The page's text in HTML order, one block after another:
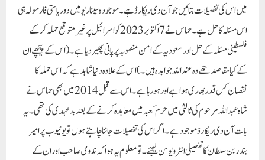
میں اس کی تفصیلات بتائیں جو آن دی ریکارڈ ہے۔ موجودہ سیناریو میں دو ریاستی فارمولہ ہی
اس مسئلہ کا حل ہے۔ حماس نے 7 اکتوبر 2023 کو اسرائیل پر غیر متوقع حملہ کرکے
فلسطینی مسئلہ کے حل اور سعودیہ کے امن منصوبہ پر پانی پھیر دیا ہے۔ (اس کے پیچھے ان
کے کیا مقاصد تھے وہ عنداللہ جوابدہ ہیں۔) اس کے علاوہ دنیا شاہد ہے کہ اس حملہ کا
نقصان کس قدر بھاری ہوا ہے اور ہورہا ہے۔ اس سے قبل 2014 میں بھی حماس نے
شاہ عبداللہ مرحوم کی ثالثی میں حرم کعبہ میں معاہدہ کرنے کے بعد بد عہدی کی تھی۔ یہ
بات آن دی ریکارڈ موجود ہے۔ اگر اس کی تفصیلات جاننا چاہتے ہوں تو یوٹیوب پر امیر
بندر بن سلطان کا تفصیلی انٹرویو سن لیجئے۔تو معلوم یہ ہوا کہ ندوی صاحب اور ان کے